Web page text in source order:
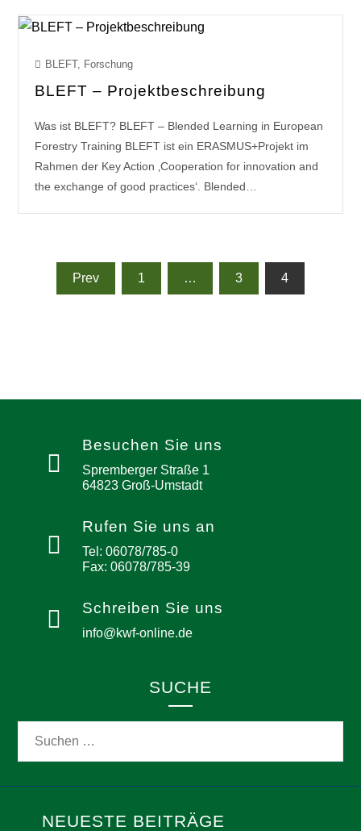
BLEFT, Forschung
BLEFT – Projektbeschreibung
Was ist BLEFT? BLEFT – Blended Learning in European
Forestry Training BLEFT ist ein ERASMUS+Projekt im
Rahmen der Key Action ‚Cooperation for innovation and
the exchange of good practices‘. Blended…
Prev 1 … 3 4
Besuchen Sie uns
Spremberger Straße 1
64823 Groß-Umstadt
Rufen Sie uns an
Tel: 06078/785-0
Fax: 06078/785-39
Schreiben Sie uns
info@kwf-online.de
SUCHE
NEUESTE BEITRÄGE